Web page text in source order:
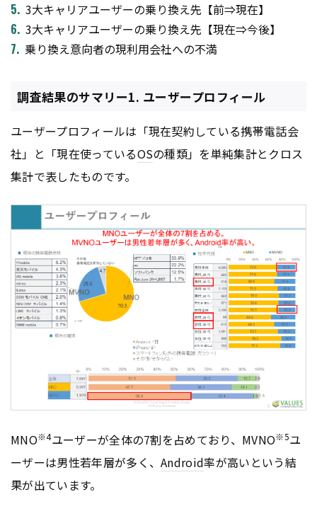
3大キャリアユーザーの乗り換え先【前⇒現在】
3大キャリアユーザーの乗り換え先【現在⇒今後】
乗り換え意向者の現利用会社への不満
調査結果のサマリー1. ユーザープロフィール
ユーザープロフィールは「現在契約している携帯電話会
社」と「現在使っているOSの種類」を単純集計とクロス
集計で表したものです。
MNO※4ユーザーが全体の7割を占めており、MVNO※5ユ
ーザーは男性若年層が多く、Android率が高いという結
果が出ています。